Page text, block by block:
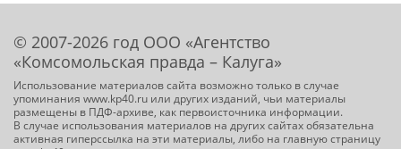
© 2007-2026 год ООО «Агентство
«Комсомольская правда – Калуга»
Использование материалов сайта возможно только в случае
упоминания www.kp40.ru или других изданий, чьи материалы
размещены в ПДФ-архиве, как первоисточника информации.
В случае использования материалов на других сайтах обязательна
активная гиперссылка на эти материалы, либо на главную страницу